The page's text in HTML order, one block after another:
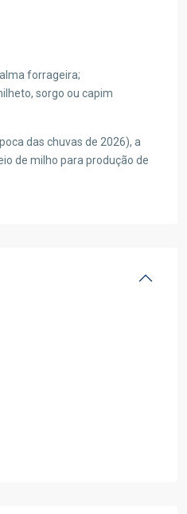
forrageira;
sorgo ou capim
das chuvas de 2026), a
de milho para produção de